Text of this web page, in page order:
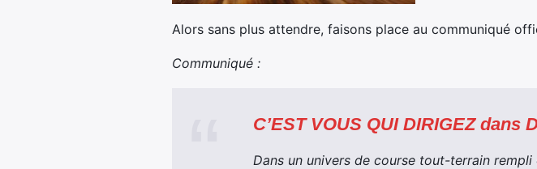
Alors sans plus attendre, faisons place au communiqué
Communiqué :
C’EST VOUS QUI DIRIGEZ dans
Dans un univers de course tout-terrain